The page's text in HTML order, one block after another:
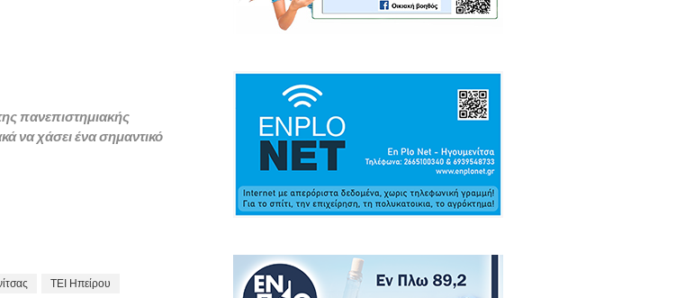
πανεπιστημιακής
να χάσει ένα σημαντικό
ΤΕΙ Ηπείρου